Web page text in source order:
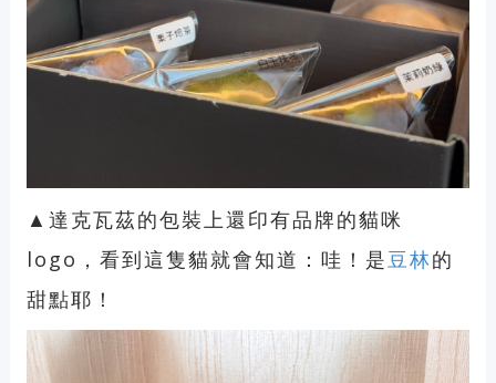
▲達克瓦茲的包裝上還印有品牌的貓咪
logo，看到這隻貓就會知道：哇！是豆林的
甜點耶！